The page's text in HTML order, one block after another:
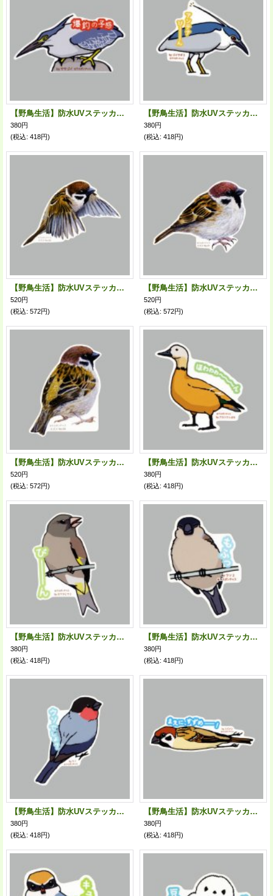
【野鳥生活】防水UVステッカー「爆釣の予感」送料180円
380円
(税込: 418円)
【野鳥生活】防水UVステッカー「アンテナぴーーーん」送料180円
380円
(税込: 418円)
【野鳥生活】防水UVステッカー「スズメ08」送料180円
520円
(税込: 572円)
【野鳥生活】防水UVステッカー「スズメ07」送料180円
520円
(税込: 572円)
【野鳥生活】防水UVステッカー「スズメ06」送料180円
520円
(税込: 572円)
【野鳥生活】防水UVステッカー「ほわゎゎ〜〜ん」送料180円
380円
(税込: 418円)
【野鳥生活】防水UVステッカー「びーーん」送料180円
380円
(税込: 418円)
【野鳥生活】防水UVステッカー「もふっ」送料180円
380円
(税込: 418円)
【野鳥生活】防水UVステッカー「ウソでしょ？」送料180円
380円
(税込: 418円)
【野鳥生活】防水UVステッカー「まえに、すずめーーー！」送料180円
380円
(税込: 418円)